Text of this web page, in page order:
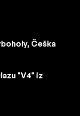
Češka
"V4" iz